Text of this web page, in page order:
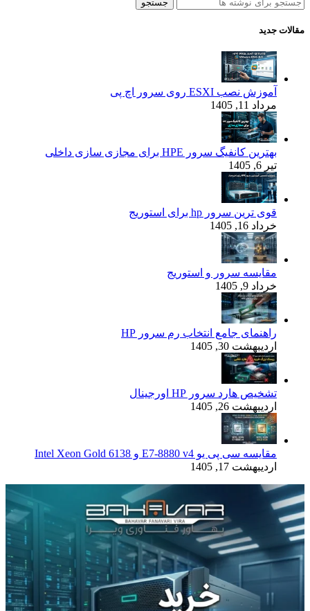
جستجو
مقالات جدید
آموزش نصب ESXI روی سرور اچ پی
مرداد 11, 1405
بهترین کانفیگ‌ سرور HPE برای مجازی‌ سازی داخلی
تیر 6, 1405
قوی‌ ترین سرور hp برای استوریج
خرداد 16, 1405
مقایسه سرور و استوریج
خرداد 9, 1405
راهنمای جامع انتخاب رم سرور HP
اردیبهشت 30, 1405
تشخیص هارد سرور HP اورجینال
اردیبهشت 26, 1405
مقایسه سی پی یو E7-8880 v4 و Intel Xeon Gold 6138
اردیبهشت 17, 1405